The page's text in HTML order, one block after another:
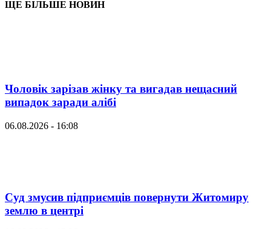
ЩЕ БІЛЬШЕ НОВИН
Чоловік зарізав жінку та вигадав нещасний
випадок заради алібі
06.08.2026 - 16:08
Суд змусив підприємців повернути Житомиру
землю в центрі